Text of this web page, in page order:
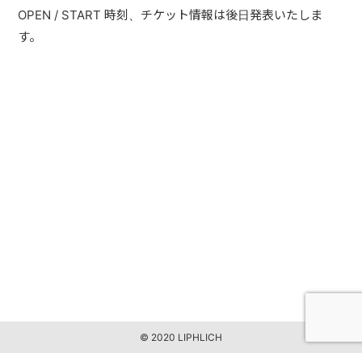
OPEN / START 時刻、チケット情報は後日発表いたしま
す。
© 2020 LIPHLICH